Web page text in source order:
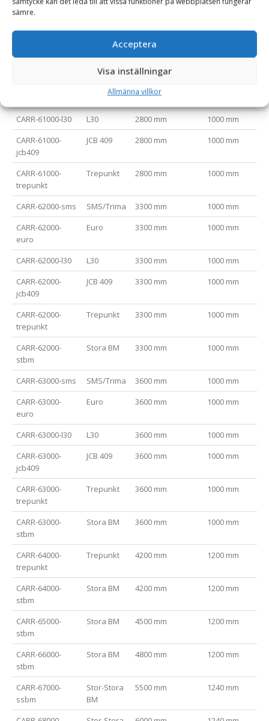
sämre.
Acceptera
Visa inställningar
Allmänna villkor
Varianttabell
Bladlängd (mm)
2800 mm
CARR-61000-l30 L30 2800 mm 1000 mm
CARR-61000-
jcb409
JCB 409 2800 mm 1000 mm
CARR-61000-
trepunkt
Trepunkt 2800 mm 1000 mm
CARR-62000-sms SMS/Trima 3300 mm 1000 mm
CARR-62000-
euro
Euro 3300 mm 1000 mm
CARR-62000-l30 L30 3300 mm 1000 mm
CARR-62000-
jcb409
JCB 409 3300 mm 1000 mm
CARR-62000-
trepunkt
Trepunkt 3300 mm 1000 mm
CARR-62000-
stbm
Stora BM 3300 mm 1000 mm
CARR-63000-sms SMS/Trima 3600 mm 1000 mm
CARR-63000-
euro
Euro 3600 mm 1000 mm
CARR-63000-l30 L30 3600 mm 1000 mm
CARR-63000-
jcb409
JCB 409 3600 mm 1000 mm
CARR-63000-
trepunkt
Trepunkt 3600 mm 1000 mm
CARR-63000-
stbm
Stora BM 3600 mm 1000 mm
CARR-64000-
trepunkt
Trepunkt 4200 mm 1200 mm
CARR-64000-
stbm
Stora BM 4200 mm 1200 mm
CARR-65000-
stbm
Stora BM 4500 mm 1200 mm
CARR-66000-
stbm
Stora BM 4800 mm 1200 mm
CARR-67000-
ssbm
Stor-Stora
BM
5500 mm 1240 mm